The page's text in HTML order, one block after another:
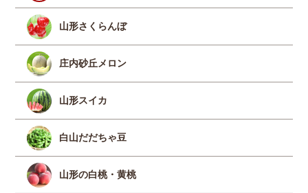
山形さくらんぼ
庄内砂丘メロン
山形スイカ
白山だだちゃ豆
山形の白桃・黄桃